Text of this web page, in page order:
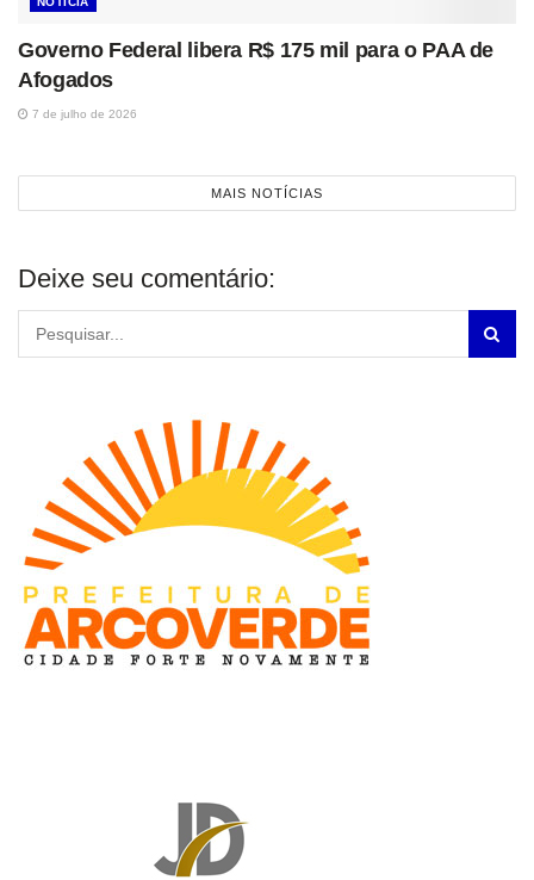
Governo Federal libera R$ 175 mil para o PAA de
Afogados
7 de julho de 2026
MAIS NOTÍCIAS
Deixe seu comentário: